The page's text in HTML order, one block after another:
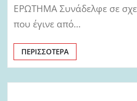
ΕΡΩΤΗΜΑ Συνάδελφε σε
που έγινε από…
ΠΕΡΙΣΣΌΤΕΡΑ